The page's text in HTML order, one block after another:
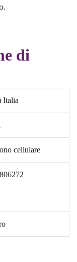
di
Italia
cellulare